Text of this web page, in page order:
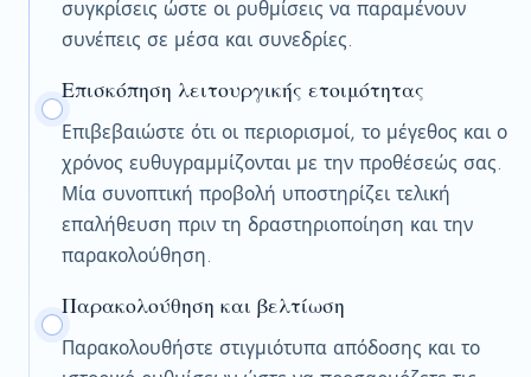
συγκρίσεις ώστε οι ρυθμίσεις να παραμένουν
συνέπεις σε μέσα και συνεδρίες.
Επισκόπηση λειτουργικής ετοιμότητας
Επιβεβαιώστε ότι οι περιορισμοί, το μέγεθος και ο
χρόνος ευθυγραμμίζονται με την προθέσεώς σας.
Μία συνοπτική προβολή υποστηρίζει τελική
επαλήθευση πριν τη δραστηριοποίηση και την
παρακολούθηση.
Παρακολούθηση και βελτίωση
Παρακολουθήστε στιγμιότυπα απόδοσης και το